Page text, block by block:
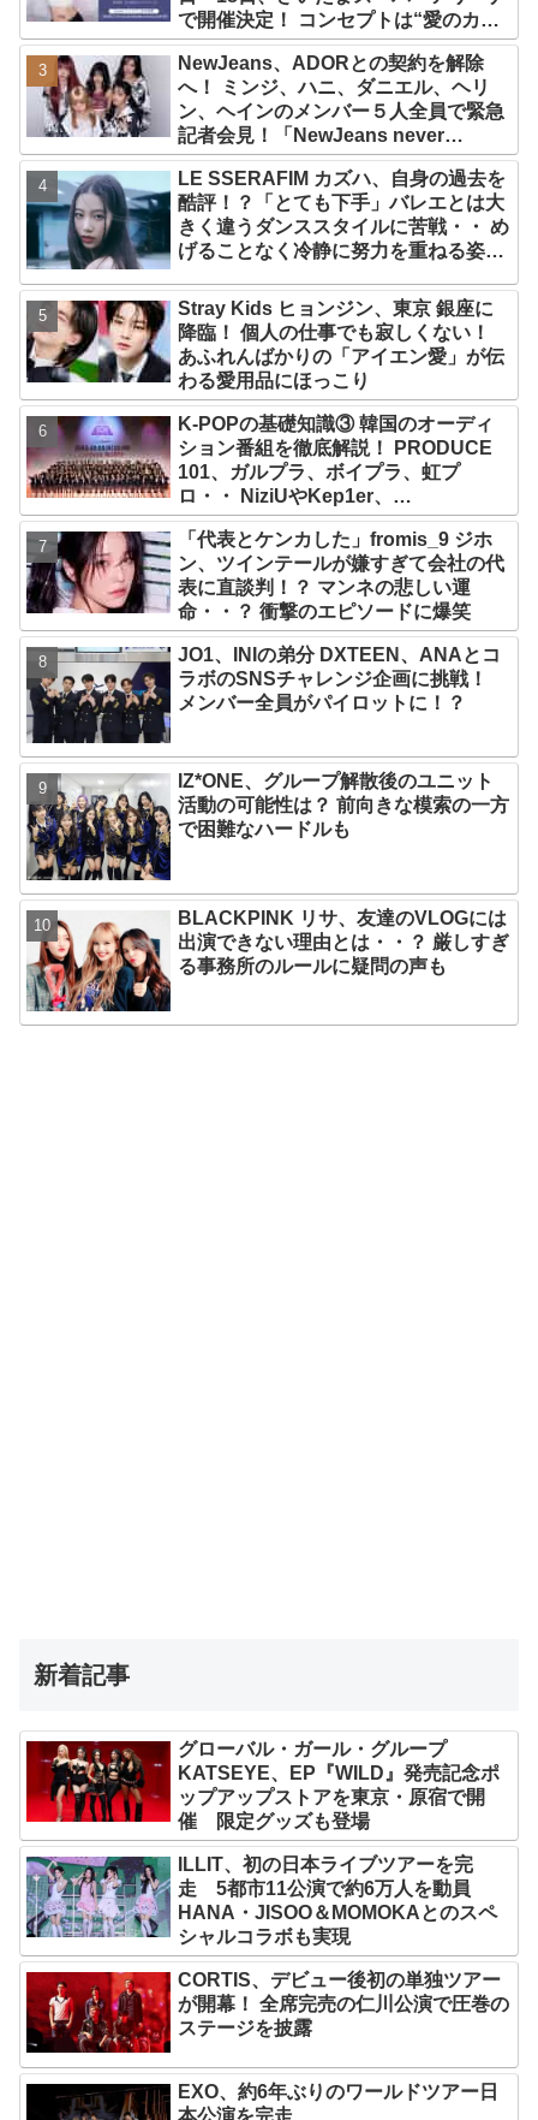
で開催決定！ コンセプトは“愛のカケ
ラ”！？ 14日には新アルバム
『AMORTAGE』もリリース
NewJeans、ADORとの契約を解除
へ！ ミンジ、ハニ、ダニエル、ヘリ
ン、ヘインのメンバー５人全員で緊急
記者会見！「NewJeans never
dies!」と微笑みの宣言！ ADOR側、
2029年まで契約有効と主張
LE SSERAFIM カズハ、自身の過去を
酷評！？「とても下手」バレエとは大
きく違うダンススタイルに苦戦・・ め
げることなく冷静に努力を重ねる姿に
Stray Kids ヒョンジン、東京 銀座に
降臨！ 個人の仕事でも寂しくない！
あふれんばかりの「アイエン愛」が伝
わる愛用品にほっこり
K-POPの基礎知識③ 韓国のオーディ
ション番組を徹底解説！ PRODUCE
101、ガルプラ、ボイプラ、虹プ
ロ・・ NiziUやKep1er、
ZEROBASEONEら人気グループが
続々と誕生！ JO1やINI、ME:Iを生ん
だ日プまで一挙紹介
「代表とケンカした」fromis_9 ジホ
ン、ツインテールが嫌すぎて会社の代
表に直談判！？ マンネの悲しい運
命・・？ 衝撃のエピソードに爆笑
JO1、INIの弟分 DXTEEN、ANAとコ
ラボのSNSチャレンジ企画に挑戦！
メンバー全員がパイロットに！？
IZ*ONE、グループ解散後のユニット
活動の可能性は？ 前向きな模索の一方
で困難なハードルも
BLACKPINK リサ、友達のVLOGには
出演できない理由とは・・？ 厳しすぎ
る事務所のルールに疑問の声も
新着記事
グローバル・ガール・グループ
KATSEYE、EP『WILD』発売記念ポ
ップアップストアを東京・原宿で開
催 限定グッズも登場
ILLIT、初の日本ライブツアーを完
走 5都市11公演で約6万人を動員
HANA・JISOO＆MOMOKAとのスペ
シャルコラボも実現
CORTIS、デビュー後初の単独ツアー
が開幕！ 全席完売の仁川公演で圧巻の
ステージを披露
EXO、約6年ぶりのワールドツアー日
本公演を完走